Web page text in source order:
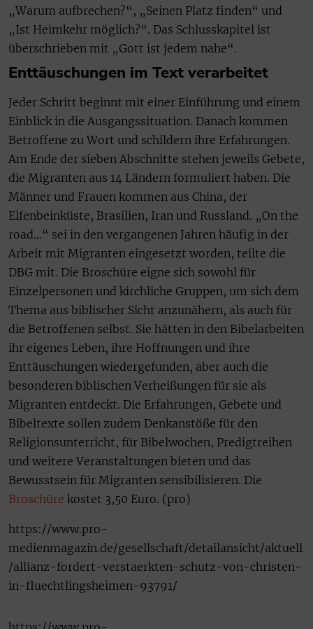
„Warum aufbrechen?“, „Seinen Platz finden“ und
„Ist Heimkehr möglich?“. Das Schlusskapitel ist
überschrieben mit „Gott ist jedem nahe“.
Enttäuschungen im Text verarbeitet
Jeder Schritt beginnt mit einer Einführung und einem
Einblick in die Ausgangssituation. Danach kommen
Betroffene zu Wort und schildern ihre Erfahrungen.
Am Ende der sieben Abschnitte stehen jeweils Gebete,
die Migranten aus 14 Ländern formuliert haben. Die
Männer und Frauen kommen aus China, der
Elfenbeinküste, Brasilien, Iran und Russland. „On the
road…“ sei in den vergangenen Jahren häufig in der
Arbeit mit Migranten eingesetzt worden, teilte die
DBG mit. Die Broschüre eigne sich sowohl für
Einzelpersonen und kirchliche Gruppen, um sich dem
Thema aus biblischer Sicht anzunähern, als auch für
die Betroffenen selbst. Sie hätten in den Bibelarbeiten
ihr eigenes Leben, ihre Hoffnungen und ihre
Enttäuschungen wiedergefunden, aber auch die
besonderen biblischen Verheißungen für sie als
Migranten entdeckt. Die Erfahrungen, Gebete und
Bibeltexte sollen zudem Denkanstöße für den
Religionsunterricht, für Bibelwochen, Predigtreihen
und weitere Veranstaltungen bieten und das
Bewusstsein für Migranten sensibilisieren. Die
Broschüre kostet 3,50 Euro. (pro)
https://www.pro-
medienmagazin.de/gesellschaft/detailansicht/aktuell
/allianz-fordert-verstaerkten-schutz-von-christen-
in-fluechtlingsheimen-93791/